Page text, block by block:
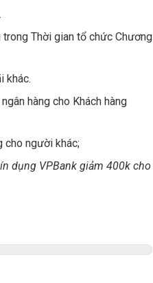
Thời gian tổ chức Chương
khác.
hàng cho Khách hàng
cho người khác;
dụng VPBank giảm 400k cho